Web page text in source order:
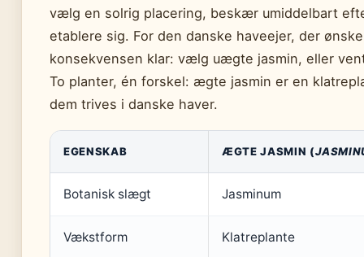
vælg en solrig placering, beskær umiddelbart
etablere sig. For den danske haveejer, der
konsekvensen klar: vælg uægte jasmin, eller
To planter, én forskel: ægte jasmin er en
dem trives i danske haver.
EGENSKAB ÆGTE JASMIN (
Botanisk slægt Jasminum
Vækstform Klatreplante